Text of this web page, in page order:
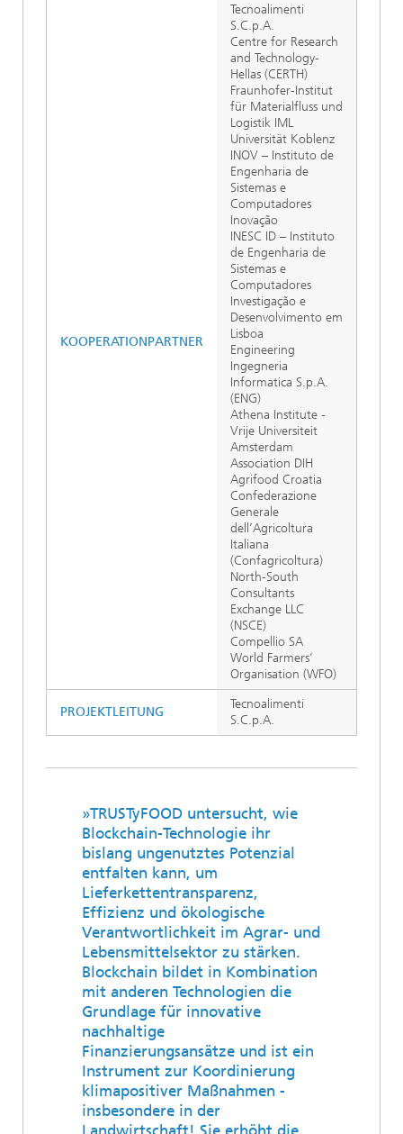
KOOPERATIONPARTNER
Tecnoalimenti
S.C.p.A.
Centre for Research
and Technology-
Hellas (CERTH)
Fraunhofer-Institut
für Materialfluss und
Logistik IML
Universität Koblenz
INOV – Instituto de
Engenharia de
Sistemas e
Computadores
Inovação
INESC ID – Instituto
de Engenharia de
Sistemas e
Computadores
Investigação e
Desenvolvimento em
Lisboa
Engineering
Ingegneria
Informatica S.p.A.
(ENG)
Athena Institute -
Vrije Universiteit
Amsterdam
Association DIH
Agrifood Croatia
Confederazione
Generale
dell’Agricoltura
Italiana
(Confagricoltura)
North-South
Consultants
Exchange LLC
(NSCE)
Compellio SA
World Farmers’
Organisation (WFO)
PROJEKTLEITUNG
Tecnoalimenti
S.C.p.A.
»TRUSTyFOOD untersucht, wie
Blockchain-Technologie ihr
bislang ungenutztes Potenzial
entfalten kann, um
Lieferkettentransparenz,
Effizienz und ökologische
Verantwortlichkeit im Agrar- und
Lebensmittelsektor zu stärken.
Blockchain bildet in Kombination
mit anderen Technologien die
Grundlage für innovative
nachhaltige
Finanzierungsansätze und ist ein
Instrument zur Koordinierung
klimapositiver Maßnahmen -
insbesondere in der
Landwirtschaft! Sie erhöht die